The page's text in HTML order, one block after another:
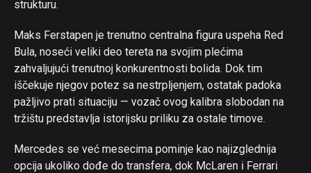
strukturu.
Maks Ferstapen je trenutno centralna figura uspeha Red
Bula, noseći veliki deo tereta na svojim plećima
zahvaljujući trenutnoj konkurentnosti bolida. Dok tim
iščekuje njegov potez sa nestrpljenjem, ostatak padoka
pažljivo prati situaciju — vozač ovog kalibra slobodan na
tržištu predstavlja istorijsku priliku za ostale timove.
Mercedes se već mesecima pominje kao najizglednija
opcija ukoliko dođe do transfera, dok McLaren i Ferrari
Pinterest
Whatsapp